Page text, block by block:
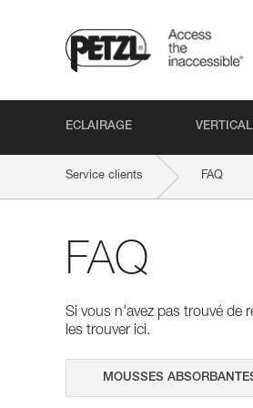
ECLAIRAGE
Service clients FAQ
FAQ
Si vous n'avez pas trouvé de
les trouver ici.